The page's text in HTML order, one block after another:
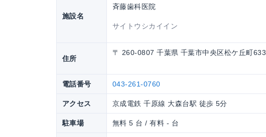
施設名
斉藤歯科医院
サイトウシカイイン
住所
〒 260-0807 千葉県 千葉市中央区松ケ丘町633
電話番号 043-261-0760
アクセス 京成電鉄 千原線 大森台駅 徒歩 5分
駐車場 無料 5 台 / 有料 - 台